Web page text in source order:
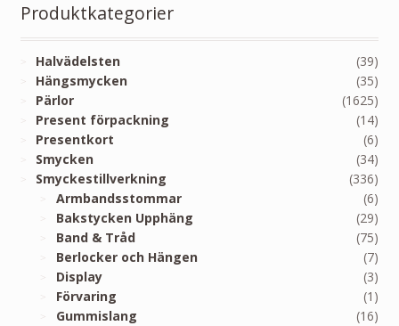
Produktkategorier
Halvädelsten
(39)
Hängsmycken
(35)
Pärlor
(1625)
Present förpackning
(14)
Presentkort
(6)
Smycken
(34)
Smyckestillverkning
(336)
Armbandsstommar
(6)
Bakstycken Upphäng
(29)
Band & Tråd
(75)
Berlocker och Hängen
(7)
Display
(3)
Förvaring
(1)
Gummislang
(16)